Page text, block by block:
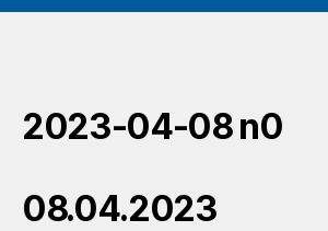
2023-04-08 n0
08.04.2023